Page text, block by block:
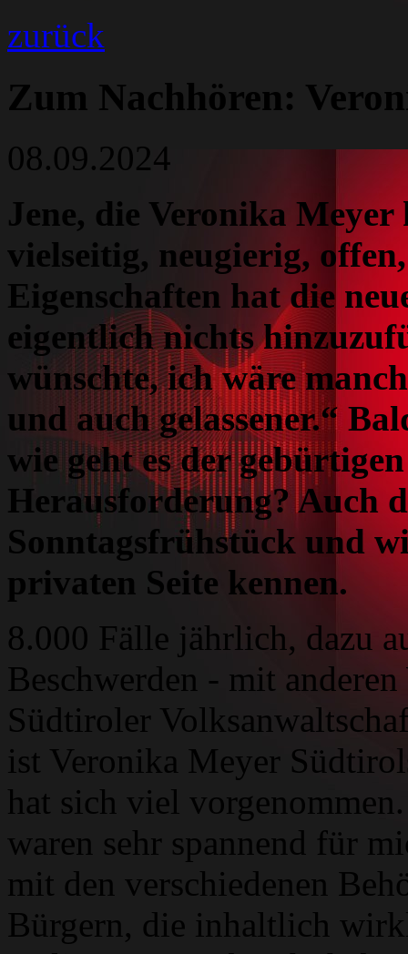
zurück
Zum Nachhören:
08.09.2024
Jene, die Veronika Meyer
vielseitig, neugierig,
Eigenschaften hat die
eigentlich nichts
wünschte, ich wäre
und auch gelassener.“
wie geht es der
Herausforderung? Auch
Sonntagsfrühstück und
privaten Seite kennen.
8.000 Fälle jährlich, dazu
Beschwerden - mit
Südtiroler
ist Veronika Meyer
hat sich viel
waren sehr spannend für
mit den verschiedenen
Bürgern, die inhaltlich